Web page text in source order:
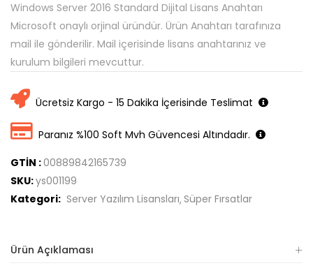
Windows Server 2016 Standard Dijital Lisans Anahtarı
Microsoft onaylı orjinal üründür. Ürün Anahtarı tarafınıza
mail ile gönderilir. Mail içerisinde lisans anahtarınız ve
kurulum bilgileri mevcuttur.
Ücretsiz Kargo - 15 Dakika İçerisinde Teslimat
Paranız %100 Soft Mvh Güvencesi Altındadır.
GTİN :00889842165739
SKU:ys001199
Kategori: Server Yazılım Lisansları Süper Fırsatlar
Ürün Açıklaması